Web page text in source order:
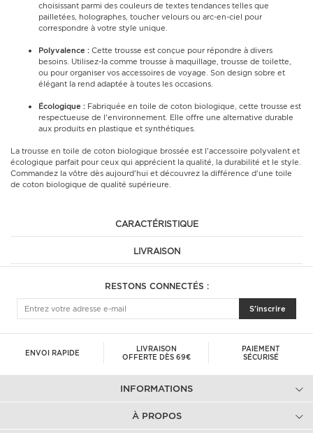
choisissant parmi des couleurs de textes tendances telles que
pailletées, holographes, toucher velours ou arc-en-ciel pour
correspondre à votre style unique.
Polyvalence : Cette trousse est conçue pour répondre à divers
besoins. Utilisez-la comme trousse à maquillage, trousse de toilette,
ou pour organiser vos accessoires de voyage. Son design sobre et
élégant la rend adaptée à toutes les occasions.
Écologique : Fabriquée en toile de coton biologique, cette trousse est
respectueuse de l'environnement. Elle offre une alternative durable
aux produits en plastique et synthétiques.
La trousse en toile de coton biologique brossée est l'accessoire polyvalent et
écologique parfait pour ceux qui apprécient la qualité, la durabilité et le style.
Commandez la vôtre dès aujourd'hui et découvrez la différence d'une toile
de coton biologique de qualité supérieure.
CARACTÉRISTIQUE
LIVRAISON
RESTONS CONNECTÉS :
S'inscrire
ENVOI RAPIDE
LIVRAISON
OFFERTE DÈS 69€
PAIEMENT
SÉCURISÉ
INFORMATIONS
À PROPOS